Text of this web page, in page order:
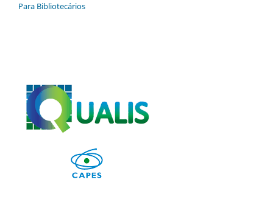
Para Bibliotecários